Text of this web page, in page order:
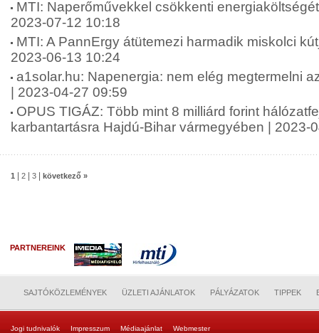
MTI: Naperőművekkel csökkenti
2023-07-12 10:18
MTI: A PannErgy átütemezi harmadik miskolci
2023-06-13 10:24
a1solar.hu: Napenergia: nem elég megtermelni
| 2023-04-27 09:59
OPUS TIGÁZ: Több mint 8 milliárd forint
karbantartásra Hajdú-Bihar vármegyében | 2023-
1 2 3 következő »
PARTNEREINK
SAJTÓKÖZLEMÉNYEK ÜZLETI AJÁNLATOK PÁLYÁZATOK TIPPEK
Jogi tudnivalók Impresszum Médiaajánlat Webmester